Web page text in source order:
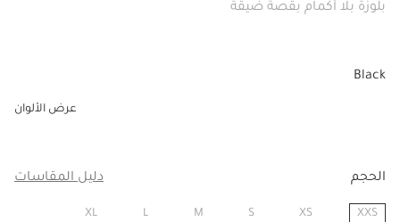
بلوزة بلا أكمام بقصة ضيقة
Black
عرض الألوان
الحجم دليل المقاسات
XXS
XS
S
M
L
XL